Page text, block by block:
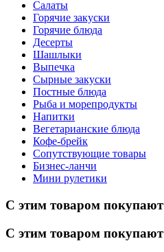
Салаты
Горячие закуски
Горячие блюда
Десерты
Шашлыки
Выпечка
Сырные закуски
Постные блюда
Рыба и морепродукты
Напитки
Вегетарианские блюда
Кофе-брейк
Сопутствующие товары
Бизнес-ланчи
Мини рулетики
С этим товаром покупают
С этим товаром покупают